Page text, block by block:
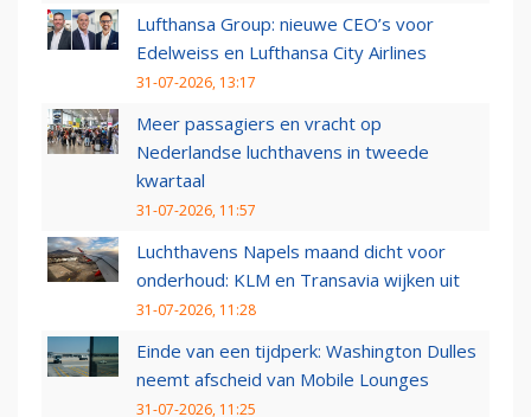
Lufthansa Group: nieuwe CEO’s voor
Edelweiss en Lufthansa City Airlines
31-07-2026, 13:17
Meer passagiers en vracht op
Nederlandse luchthavens in tweede
kwartaal
31-07-2026, 11:57
Luchthavens Napels maand dicht voor
onderhoud: KLM en Transavia wijken uit
31-07-2026, 11:28
Einde van een tijdperk: Washington Dulles
neemt afscheid van Mobile Lounges
31-07-2026, 11:25